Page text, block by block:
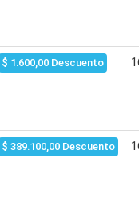
$ 1.600,00 Descuento
$ 389.100,00 Descuento